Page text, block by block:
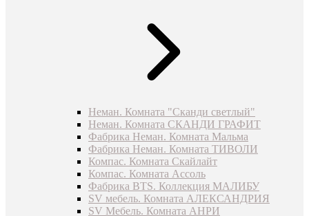
Неман. Комната "Сканди светлый"
Неман. Комната СКАНДИ ГРАФИТ
Фабрика Неман. Комната Мальма
Фабрика Неман. Комната ТИВОЛИ
Компас. Комната Скайлайт
Компас. Комната Ассоль
Фабрика BTS. Коллекция МАЛИБУ
SV мебель. Комната АЛЕКСАНДРИЯ
SV Мебель. Комната АНРИ